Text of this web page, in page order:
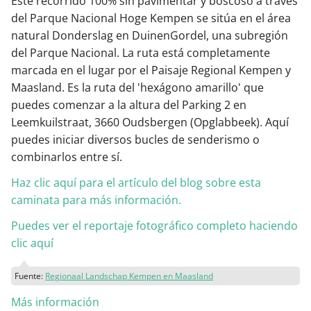
del Parque Nacional Hoge Kempen se sitúa en el área
natural Donderslag en DuinenGordel, una subregión
del Parque Nacional. La ruta está completamente
marcada en el lugar por el Paisaje Regional Kempen y
Maasland. Es la ruta del 'hexágono amarillo' que
puedes comenzar a la altura del Parking 2 en
Leemkuilstraat, 3660 Oudsbergen (Opglabbeek). Aquí
puedes iniciar diversos bucles de senderismo o
combinarlos entre sí.
Haz clic aquí para el artículo del blog sobre esta
caminata para más información.
Puedes ver el reportaje fotográfico completo haciendo
clic aquí
Fuente: Regionaal Landschap Kempen en Maasland
Más información